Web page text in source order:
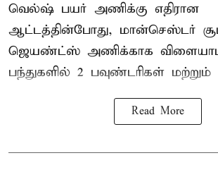
வெல்ஷ் பயர் அணிக்கு எதிரான
ஆட்டத்தின்போது, மான்செஸ்டர்
ஜெயண்ட்ஸ் அணிக்காக
பந்துகளில் 2 பவுண்டரிகள் மற்றும்
Read More